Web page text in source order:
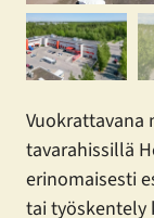
tavarahissillä
erinomaisesti
tai työskentely